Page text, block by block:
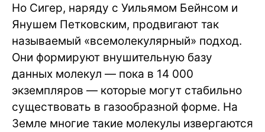
Но Сигер, наряду с Уильямом Бейнсом и
Янушем Петковским, продвигают так
называемый «всемолекулярный» подход.
Они формируют внушительную базу
данных молекул — пока в 14 000
экземпляров — которые могут стабильно
существовать в газообразной форме. На
Земле многие такие молекулы извергаются